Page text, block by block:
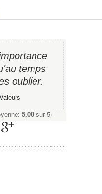
temps
oublier.
Valeurs
5,00 sur 5)